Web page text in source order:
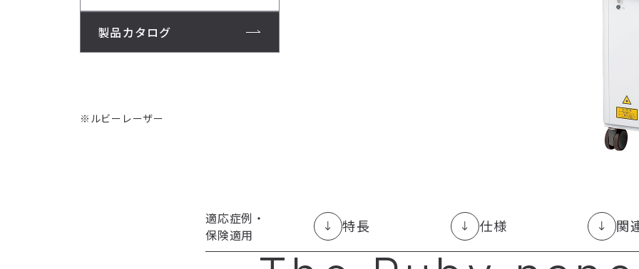
製品カタログ
※ルビーレーザー
適応症例・
保険適用
特長 仕様 関